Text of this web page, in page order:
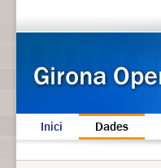
Inici Dades